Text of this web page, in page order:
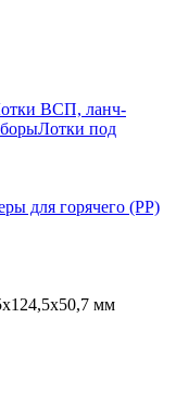
ВСП, ланч-
Лотки под
для горячего (PP)
мм